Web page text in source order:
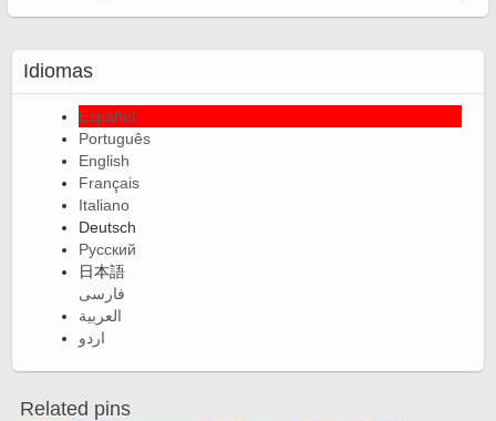
Idiomas
Español
Português
English
Français
Italiano
Deutsch
Русский
日本語
فارسی
العربية
اردو
Related pins